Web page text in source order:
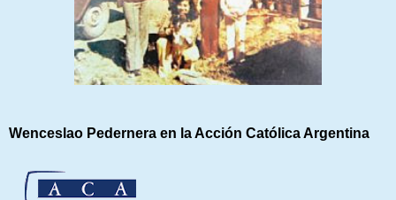
Wenceslao Pedernera en la Acción Católica Argentina